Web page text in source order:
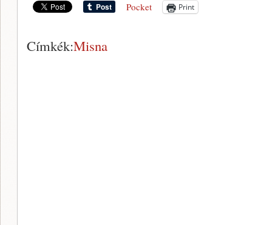
Pocket Print
Címkék:Misna